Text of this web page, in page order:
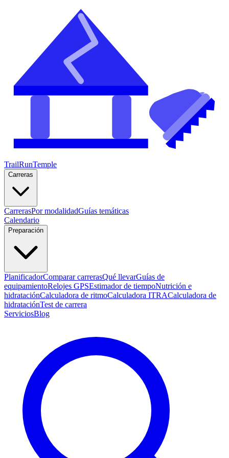
TrailRunTemple
Carreras
CarrerasPor modalidadGuías temáticas
Calendario
Preparación
PlanificadorComparar carrerasQué llevarGuías de
equipamientoRelojes GPSEstimador de tiempoNutrición e
hidrataciónCalculadora de ritmoCalculadora ITRACalculadora de
hidrataciónTest de carrera
ServiciosBlog